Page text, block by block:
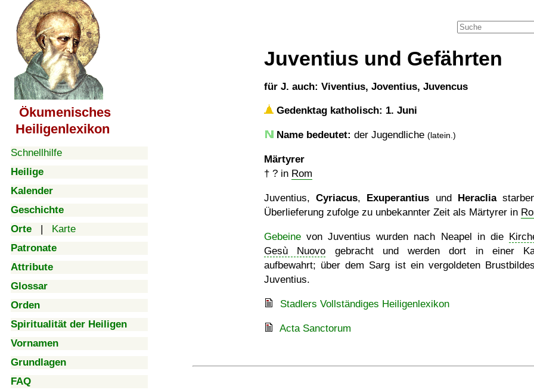
Ökumenisches
Heiligenlexikon
Schnellhilfe
Heilige
Kalender
Geschichte
Orte | Karte
Patronate
Attribute
Glossar
Orden
Spiritualität der Heiligen
Vornamen
Grundlagen
FAQ
Juventius und Gefährten
für J. auch: Viventius, Joventius, Juvencus
Gedenktag katholisch: 1. Juni
Name bedeutet: der Jugendliche (latein.)
Märtyrer
† ? in Rom
Juventius,Cyriacus, Exuperantius und Heraclia
Überlieferung zufolge zu unbekannter Zeit als Märtyrer in
Gebeine von Juventius wurden nach Neapel in die
Gesù Nuovo gebracht und werden dort in einer
aufbewahrt; über dem Sarg ist ein vergoldeten
Juventius.
Stadlers Vollständiges Heiligenlexikon
Acta Sanctorum